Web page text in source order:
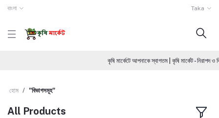
বাংলা Taka
কৃষি মার্কেটে আপনাকে স্বাগতম | কৃষি মার্কেট -
হোম "বিভাগসমূহ"
All Products